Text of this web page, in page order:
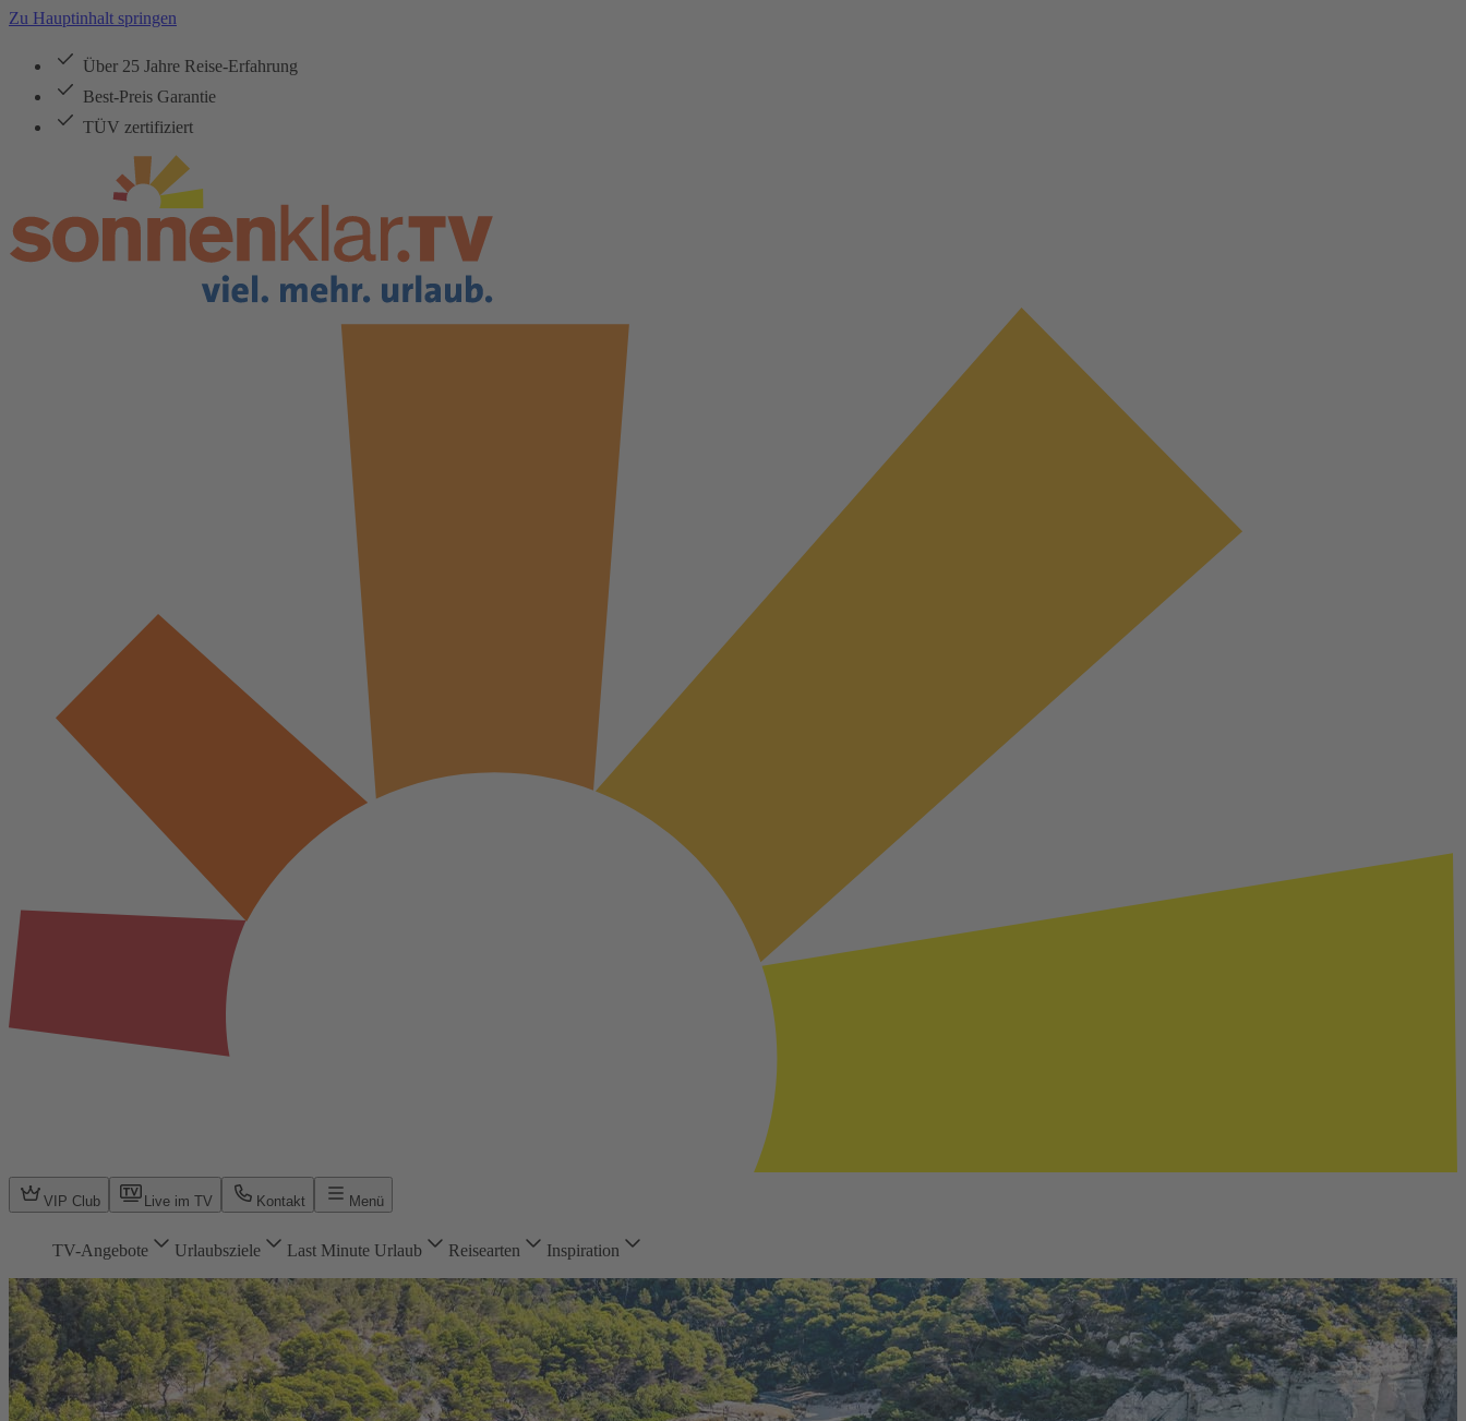
Zu Hauptinhalt springen
Über 25 Jahre Reise-Erfahrung
Best-Preis Garantie
TÜV zertifiziert
VIP Club Live im TV Kontakt Menü
TV-Angebote Urlaubsziele Last Minute Urlaub Reisearten Inspiration